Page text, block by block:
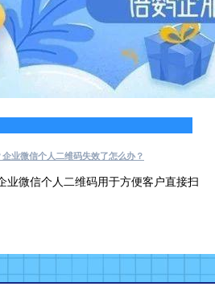
业微信个人二维码失效了怎么办？
业微信个人二维码用于方便客户直接扫